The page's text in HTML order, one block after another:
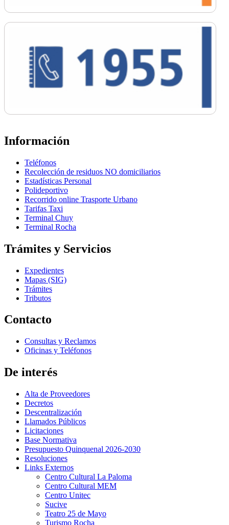
Información
Teléfonos
Recolección de residuos NO domiciliarios
Estadísticas Personal
Polideportivo
Recorrido online Trasporte Urbano
Tarifas Taxi
Terminal Chuy
Terminal Rocha
Trámites y Servicios
Expedientes
Mapas (SIG)
Trámites
Tributos
Contacto
Consultas y Reclamos
Oficinas y Teléfonos
De interés
Alta de Proveedores
Decretos
Descentralización
Llamados Públicos
Licitaciones
Base Normativa
Presupuesto Quinquenal 2026-2030
Resoluciones
Links Externos
Centro Cultural La Paloma
Centro Cultural MEM
Centro Unitec
Sucive
Teatro 25 de Mayo
Turismo Rocha